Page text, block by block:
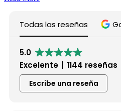
Todas las reseñas
5.0
Excelente
1144 reseñas
Escribe una reseña